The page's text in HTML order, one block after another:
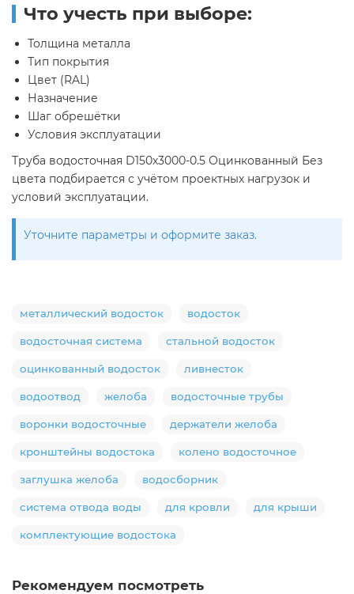
Что учесть при выборе:
Толщина металла
Тип покрытия
Цвет (RAL)
Назначение
Шаг обрешётки
Условия эксплуатации
Труба водосточная D150х3000-0.5 Оцинкованный Без
цвета подбирается с учётом проектных нагрузок и
условий эксплуатации.
Уточните параметры и оформите заказ.
металлический водосток водосток
водосточная система стальной водосток
оцинкованный водосток ливнесток
водоотвод желоба водосточные трубы
воронки водосточные держатели желоба
кронштейны водостока колено водосточное
заглушка желоба водосборник
система отвода воды для кровли для крыши
комплектующие водостока
Рекомендуем посмотреть